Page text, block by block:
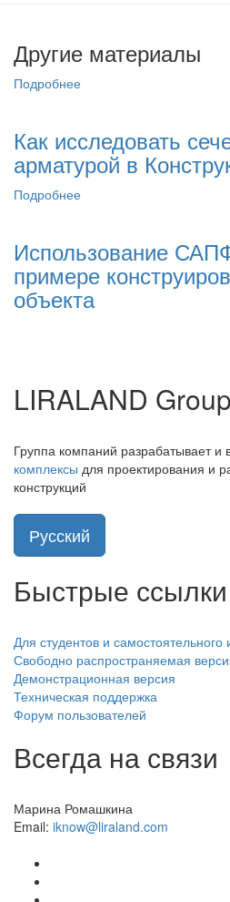
Другие материалы
Подробнее
Как исследовать
арматурой в
Подробнее
Использование
примере
объекта
LIRALAND Group
Группа компаний разрабатывает и
комплексы для проектирования и
конструкций
Русский
Быстрые ссылки
Для студентов и самостоятельного
Свободно распространяемая
Демонстрационная версия
Техническая поддержка
Форум пользователей
Всегда на связи
Марина Ромашкина
Email: iknow@liraland.com